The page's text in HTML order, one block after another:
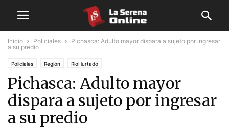
Inicio Policiales
Pichasca: Adulto mayor dispara a sujeto por ingresar
a su predio
Policiales Región RioHurtado
Pichasca: Adulto mayor
dispara a sujeto por ingresar
a su predio